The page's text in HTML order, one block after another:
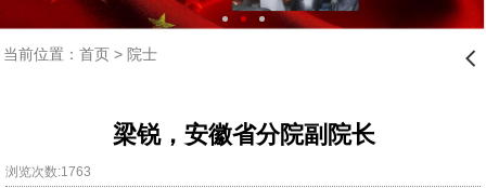
当前位置： 首页> 院士 󰊒
梁锐，安徽省分院副院长
浏览次数:1763